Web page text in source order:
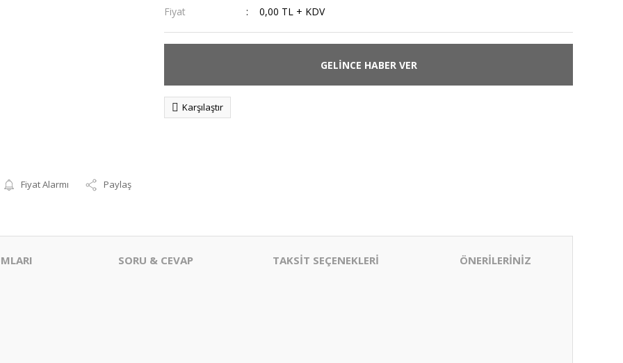
Fiyat Alarmı Paylaş
Fiyat
0,00 TL + KDV
GELİNCE HABER VER
Karşılaştır
SORU & CEVAP TAKSİT SEÇENEKLERİ ÖNERİLERİNİZ